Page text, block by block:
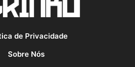
de Privacidade
Sobre Nós